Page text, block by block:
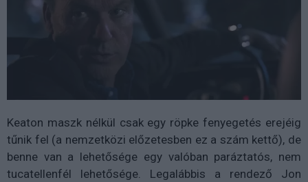
Keaton maszk nélkül csak egy röpke fenyegetés erejéig
tűnik fel (a nemzetközi előzetesben ez a szám kettő), de
benne van a lehetősége egy valóban paráztatós, nem
tucatellenfél lehetősége. Legalábbis a rendező Jon